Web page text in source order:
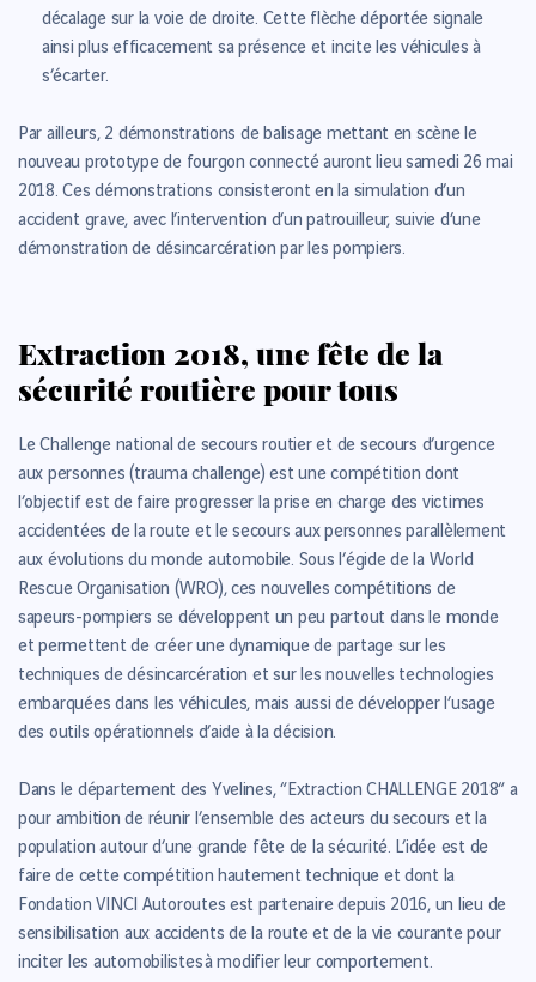
décalage sur la voie de droite. Cette flèche déportée signale
ainsi plus efficacement sa présence et incite les véhicules à
s’écarter.
Par ailleurs, 2 démonstrations de balisage mettant en scène le
nouveau prototype de fourgon connecté auront lieu samedi 26 mai
2018. Ces démonstrations consisteront en la simulation d’un
accident grave, avec l’intervention d’un patrouilleur, suivie d’une
démonstration de désincarcération par les pompiers.
Extraction 2018, une fête de la
sécurité routière pour tous
Le Challenge national de secours routier et de secours d’urgence
aux personnes (trauma challenge) est une compétition dont
l’objectif est de faire progresser la prise en charge des victimes
accidentées de la route et le secours aux personnes parallèlement
aux évolutions du monde automobile. Sous l’égide de la World
Rescue Organisation (WRO), ces nouvelles compétitions de
sapeurs-pompiers se développent un peu partout dans le monde
et permettent de créer une dynamique de partage sur les
techniques de désincarcération et sur les nouvelles technologies
embarquées dans les véhicules, mais aussi de développer l’usage
des outils opérationnels d’aide à la décision.
Dans le département des Yvelines, “Extraction CHALLENGE 2018“ a
pour ambition de réunir l’ensemble des acteurs du secours et la
population autour d’une grande fête de la sécurité. L’idée est de
faire de cette compétition hautement technique et dont la
Fondation VINCI Autoroutes est partenaire depuis 2016, un lieu de
sensibilisation aux accidents de la route et de la vie courante pour
inciter les automobilistes à modifier leur comportement.